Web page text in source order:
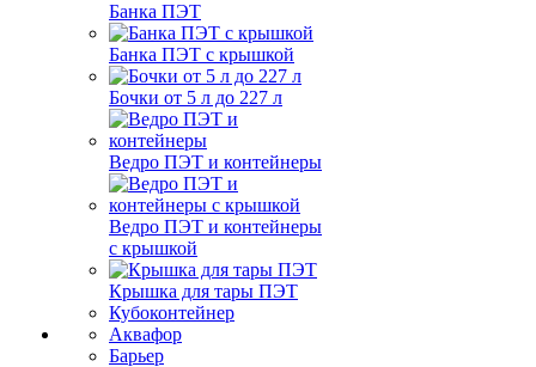
Банка ПЭТ
Банка ПЭТ с крышкой
Бочки от 5 л до 227 л
Ведро ПЭТ и контейнеры
Ведро ПЭТ и контейнеры
с крышкой
Крышка для тары ПЭТ
Кубоконтейнер
Аквафор
Барьер